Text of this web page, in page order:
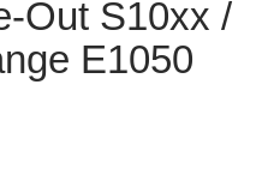
Out S10xx /
E1050